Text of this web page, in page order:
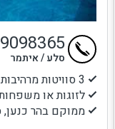
3 סוויטות מרהיבות
לזוגות או
ממוקם בהר
סלע / איתמר